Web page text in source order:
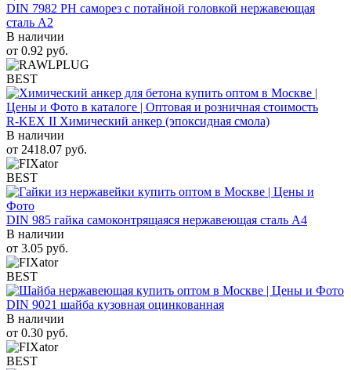
DIN 7982 PH саморез с потайной головкой нержавеющая
сталь A2
В наличии
от 0.92 руб.
BEST
R-KEX II Химический анкер (эпоксидная смола)
В наличии
от 2418.07 руб.
BEST
DIN 985 гайка самоконтрящаяся нержавеющая сталь A4
В наличии
от 3.05 руб.
BEST
DIN 9021 шайба кузовная оцинкованная
В наличии
от 0.30 руб.
BEST